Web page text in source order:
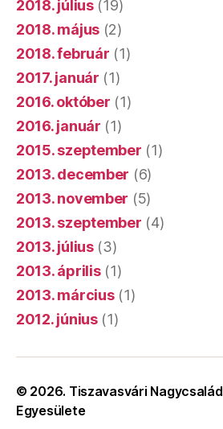
2018. július(19)
2018. május (2)
2018. február (1)
2017. január (1)
2016. október (1)
2016. január (1)
2015. szeptember (1)
2013. december (6)
2013. november (5)
2013. szeptember (4)
2013. július(3)
2013. április(1)
2013. március(1)
2012. június(1)
© 2026. Tiszavasvári
Egyesülete